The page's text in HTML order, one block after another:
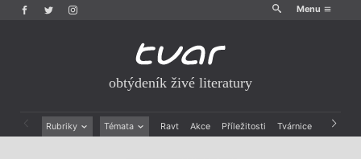
Menu
obtýdeník živé literatury
Rubriky Témata Ravt Akce Příležitosti Tvárnice Archiv